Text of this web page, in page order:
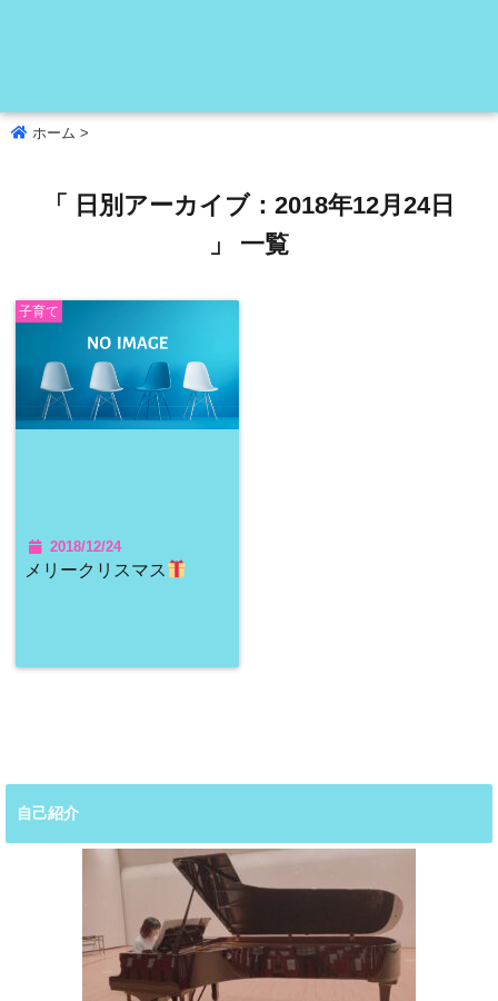
ホーム >
「 日別アーカイブ：2018年12月24日
」 一覧
子育て
2018/12/24
メリークリスマス
自己紹介